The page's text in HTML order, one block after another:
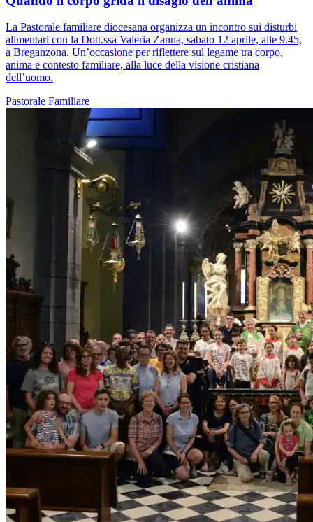
La Pastorale familiare diocesana organizza un incontro sui disturbi
alimentari con la Dott.ssa Valeria Zanna, sabato 12 aprile, alle 9.45,
a Breganzona. Un’occasione per riflettere sul legame tra corpo,
anima e contesto familiare, alla luce della visione cristiana
dell’uomo.
Pastorale Familiare